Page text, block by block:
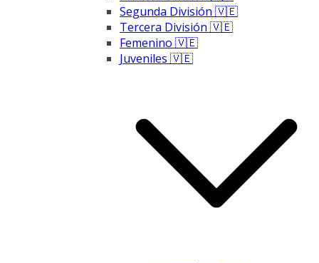
Segunda División 🇻🇪
Tercera División 🇻🇪
Femenino 🇻🇪
Juveniles 🇻🇪